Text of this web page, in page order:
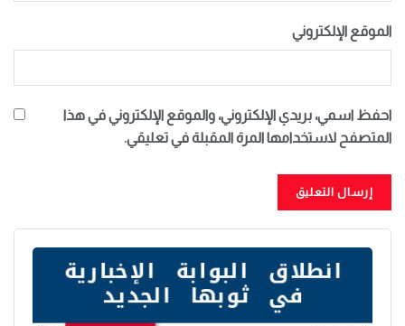
الموقع الإلكتروني
احفظ اسمي، بريدي الإلكتروني، والموقع الإلكتروني في هذا
المتصفح لاستخدامها المرة المقبلة في تعليقي.